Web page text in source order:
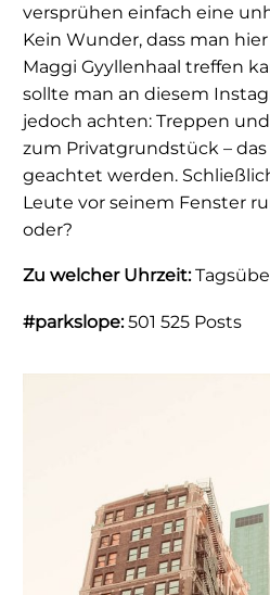
versprühen einfach eine
Kein Wunder, dass man
Maggi Gyyllenhaal treffen
sollte man an diesem
jedoch achten: Treppen
zum Privatgrundstück –
geachtet werden.
Leute vor seinem Fenster
oder?
Zu welcher Uhrzeit:
#parkslope:501 525 Posts